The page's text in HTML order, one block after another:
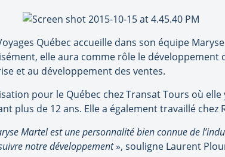
Québec accueille dans son équipe
elle aura comme rôle le développement
et au développement des ventes.
pour le Québec chez Transat Tours où
plus de 12 ans. Elle a également travaillé chez
Martel est une personnalité bien connue de
notre développement», souligne Laurent